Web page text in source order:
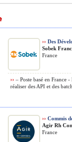
›› Des
Sobek
France
›› – Poste basé en France
réaliser des API et des
›› Commis
Agir Rh
France